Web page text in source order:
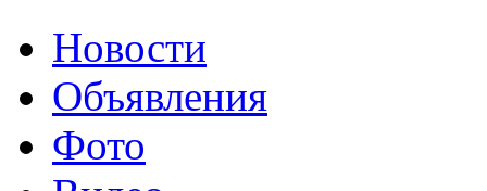
Новости
Объявления
Фото